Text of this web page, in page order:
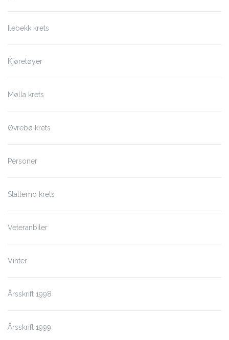
Ilebekk krets
Kjøretøyer
Mølla krets
Øvrebø krets
Personer
Stallemo krets
Veteranbiler
Vinter
Årsskrift 1998
Årsskrift 1999